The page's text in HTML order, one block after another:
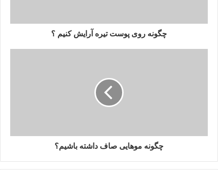
چگونه روی پوست تیره آرایش کنیم ؟
چگونه موهایی صاف داشته باشیم؟